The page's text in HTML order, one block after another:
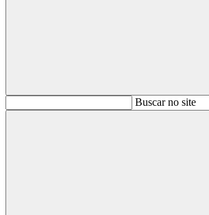
BuscarBuscar no site